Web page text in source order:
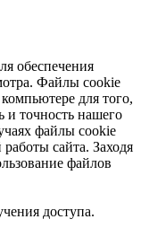
обеспечения
Файлы cookie
для того,
точность нашего
файлы cookie
сайта. Заходя
файлов